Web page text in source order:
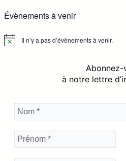
Évènements à venir
N
Il n’y a pas d’évènements à venir.
Abonnez-
à notre lettre